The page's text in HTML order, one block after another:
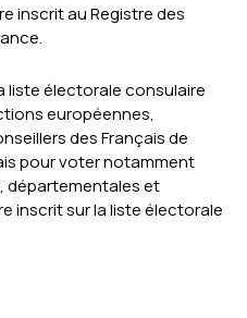
inscrit au Registre des
liste électorale consulaire
européennes,
des Français de
pour voter notamment
départementales et
inscrit sur la liste électorale